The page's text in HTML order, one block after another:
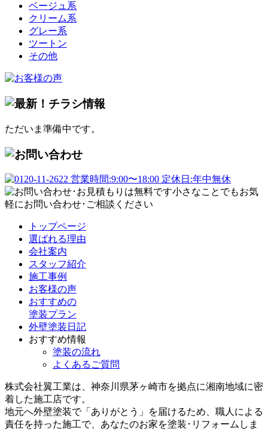
ベージュ系
クリーム系
グレー系
ツートン
その他
ただいま準備中です。
トップページ
選ばれる理由
会社案内
スタッフ紹介
施工事例
お客様の声
おすすめの
塗装プラン
外壁塗装日記
おすすめ情報
塗装の流れ
よくあるご質問
株式会社翼工業は、神奈川県茅ヶ崎市を拠点に湘南地域に密
着した施工店です。
地元へ外壁塗装で「ありがとう」
を届けるため、職人による
責任を持った施工で、あなたのお家を塗装･リフォームしま